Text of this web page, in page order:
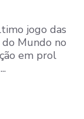
jogo das
do Mundo no
em prol